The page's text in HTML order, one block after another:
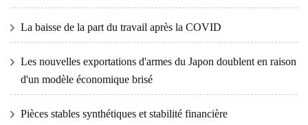
La baisse de la part du travail après la COVID
Les nouvelles exportations d'armes du Japon doublent en raison
d'un modèle économique brisé
Pièces stables synthétiques et stabilité financière